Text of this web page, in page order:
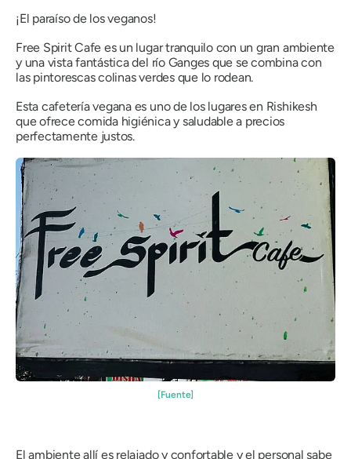
¡El paraíso de los veganos!
Free Spirit Cafe es un lugar tranquilo con un gran ambiente
y una vista fantástica del río Ganges que se combina con
las pintorescas colinas verdes que lo rodean.
Esta cafetería vegana es uno de los lugares en Rishikesh
que ofrece comida higiénica y saludable a precios
perfectamente justos.
[Fuente]
El ambiente allí es relajado y confortable y el personal sabe